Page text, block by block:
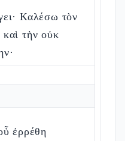
Καλέσω τὸν
τὴν οὐκ
ἐρρέθη